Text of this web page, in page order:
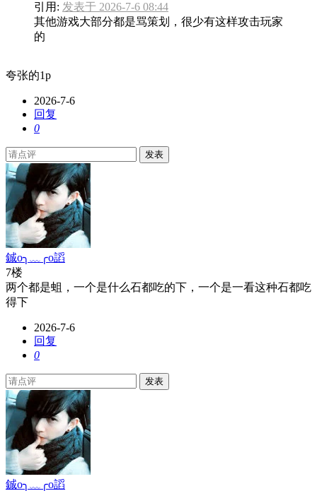
引用: 发表于 2026-7-6 08:44
其他游戏大部分都是骂策划，很少有这样攻击玩家
的
夸张的1p
2026-7-6
回复
0
发表
鋮o╮﹏╭o謟
7楼
两个都是蛆，一个是什么石都吃的下，一个是一看这种石都吃
得下
2026-7-6
回复
0
发表
鋮o╮﹏╭o謟